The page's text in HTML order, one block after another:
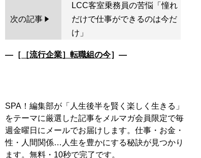
次の記事
LCC客室乗務員の苦悩「憧れ
だけで仕事ができるのは今だ
け」
―［ ［流行企業］転職組の今］―
SPA！編集部が「人生後半を賢く楽しく生きる」
をテーマに厳選した記事をメルマガ会員限定で毎
週金曜日にメールでお届けします。仕事・お金・
性・人間関係…人生を豊かにする秘訣が見つかり
ます。無料・10秒で完了です。